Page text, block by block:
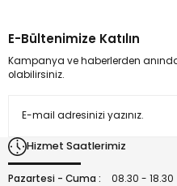
kullanarak tarafımıza
Görüş ve önerileriniz için
Ürün açıklamasında eksik
Bu ürüne benzer farklı
E-Bültenimize Katılın
Kampanya ve haberlerden
olabilirsiniz.
Hizmet Saatlerimiz
Pazartesi - Cuma :
08.30 - 18.30